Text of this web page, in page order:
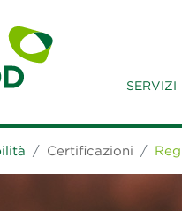
SERVIZI
Certificazioni